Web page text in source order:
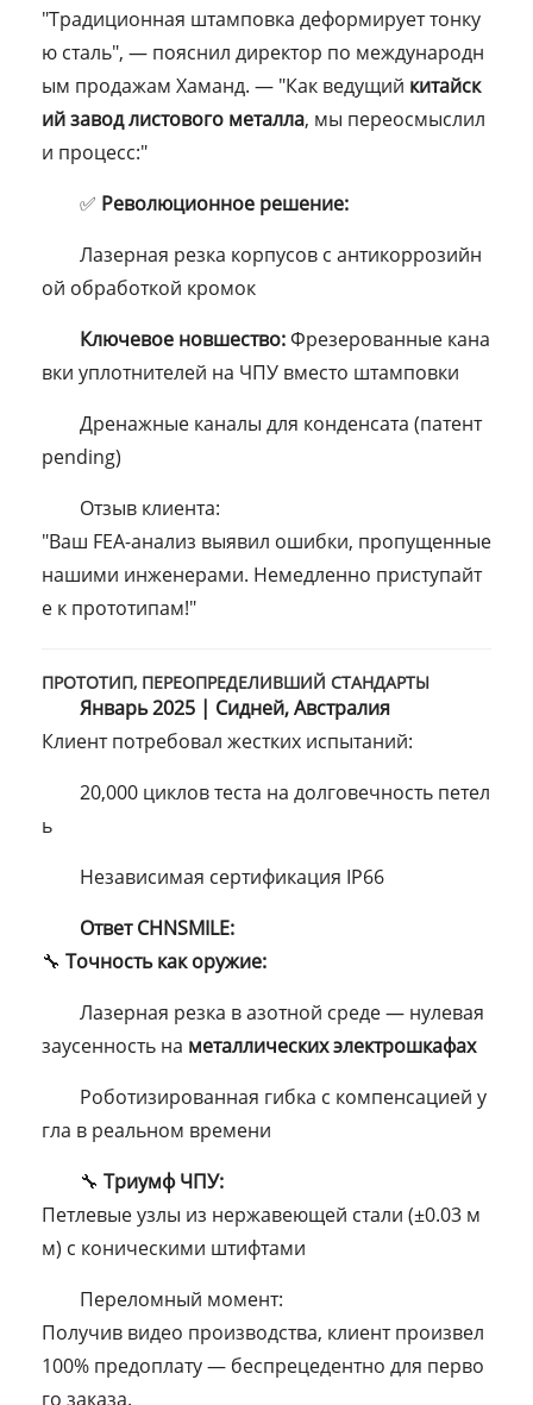
"Традиционная штамповка деформирует тонку
ю сталь", — пояснил директор по международн
ым продажам Хаманд. — "Как ведущий китайск
ий завод листового металла, мы переосмыслил
и процесс:"
✅ Революционное решение:
Лазерная резка корпусов с антикоррозийн
ой обработкой кромок
Ключевое новшество:Фрезерованные кана
вки уплотнителей на ЧПУ вместо штамповки
Дренажные каналы для конденсата (патент
pending)
Отзыв клиента:
"Ваш FEA-анализ выявил ошибки, пропущенные
нашими инженерами. Немедленно приступайт
е к прототипам!"
ПРОТОТИП, ПЕРЕОПРЕДЕЛИВШИЙ СТАНДАРТЫ
Январь 2025 | Сидней, Австралия
Клиент потребовал жестких испытаний:
20,000 циклов теста на долговечность петел
ь
Независимая сертификация IP66
Ответ CHNSMILE:
🔧 Точность как оружие:
Лазерная резка в азотной среде — нулевая
заусенность на металлических электрошкафах
Роботизированная гибка с компенсацией у
гла в реальном времени
🔧 Триумф ЧПУ:
Петлевые узлы из нержавеющей стали (±0.03 м
м) с коническими штифтами
Переломный момент:
Получив видео производства, клиент произвел
100% предоплату — беспрецедентно для перво
го заказа.